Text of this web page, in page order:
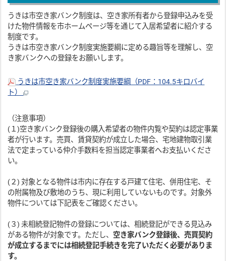
うきは市空き家バンク制度は、空き家所有者から登録申込みを受
けた物件情報を市ホームページ等を通じて入居希望者に紹介する
制度です。
うきは市空き家バンク制度実施要綱に定める趣旨等を理解し、空
き家バンクへの登録をお願いします。
うきは市空き家バンク制度実施要綱（PDF：104.5キロバイ
ト）
（注意事項）
(１)空き家バンク登録後の購入希望者の物件内覧や契約は認定事業
者が行います。売買、賃貸契約が成立した場合、宅地建物取引業
法で定まっている仲介手数料を担当認定事業者へお支払いくださ
い。
(２) 対象となる物件は市内に存在する戸建て住宅、併用住宅、そ
の附属物及び敷地のうち、現に利用していないものです。対象外
物件については下記表をご確認ください。
(３) 未相続登記物件の登録については、相続登記ができる見込み
がある物件が対象です。ただし、 空き家バンク登録後、売買契約
が成立するまでには相続登記手続きを完了いただく必要がありま
す。